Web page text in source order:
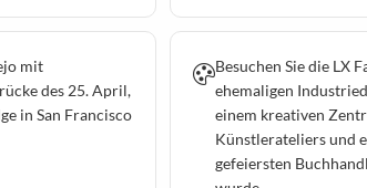
mit
des 25. April,
in San Francisco
Besuchen Sie die LX
ehemaligen
einem kreativen
Künstlerateliers und
gefeiersten